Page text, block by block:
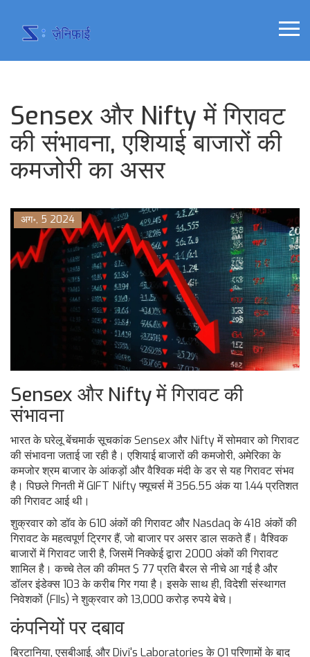
Sensex और Nifty में गिरावट
की संभावना, एशियाई बाजारों की
कमजोरी का असर
अग॰, 5 2024
Sensex और Nifty में गिरावट की
संभावना
भारत के घरेलू बेंचमार्क सूचकांक Sensex और Nifty में सोमवार को गिरावट
की संभावना जताई जा रही है। एशियाई बाजारों की कमजोरी, अमेरिका के
कमजोर श्रम बाजार के आंकड़ों और वैश्विक मंदी के डर से यह गिरावट संभव
है। पिछले गिनती में GIFT Nifty फ्यूचर्स में 356.55 अंक या 1.44 प्रतिशत
की गिरावट आई थी।
शुक्रवार को डॉव के 610 अंकों की गिरावट और Nasdaq के 418 अंकों की
गिरावट के महत्वपूर्ण ट्रिगर हैं, जो बाजार पर असर डाल सकते हैं। वैश्विक
बाजारों में गिरावट जारी है, जिसमें निक्केई द्वारा 2000 अंकों की गिरावट
शामिल है। कच्चे तेल की कीमत $ 77 प्रति बैरल से नीचे आ गई है और
डॉलर इंडेक्स 103 के करीब गिर गया है। इसके साथ ही, विदेशी संस्थागत
निवेशकों (FIIs) ने शुक्रवार को 13,000 करोड़ रुपये बेचे।
कंपनियों पर दबाव
ब्रिटानिया, एसबीआई, और Divi's Laboratories के Q1 परिणामों के बाद